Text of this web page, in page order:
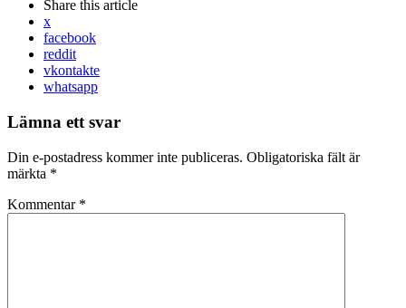
Share this article
x
facebook
reddit
vkontakte
whatsapp
Lämna ett svar
Din e-postadress kommer inte publiceras. Obligatoriska fält är
märkta *
Kommentar *